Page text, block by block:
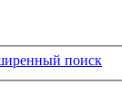
поиск